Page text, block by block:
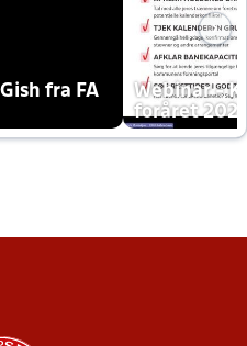
fra FA
Webinar -
foråret